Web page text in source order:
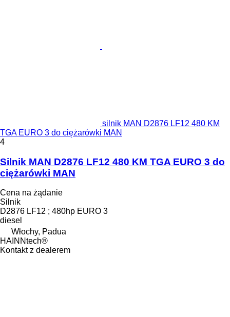
silnik MAN D2876 LF12 480 KM
TGA EURO 3 do ciężarówki MAN
4
Silnik MAN D2876 LF12 480 KM TGA EURO 3 do
ciężarówki MAN
Cena na żądanie
Silnik
D2876 LF12 ; 480hp EURO 3
diesel
Włochy, Padua
HAINNtech®
Kontakt z dealerem